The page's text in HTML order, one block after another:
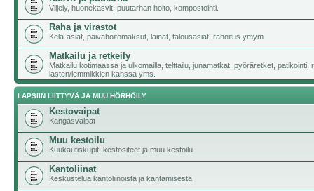
Viljely, huonekasvit, puutarhan hoito, kompostointi.
Raha ja virastot
Kela-asiat, päivähoitomaksut, lainat, talousasiat, rahoitus ymym
Matkailu ja retkeily
Matkailu kotimaassa ja ulkomailla, telttailu, junamatkat, pyöräretket, patikointi,
lasten/lemmikkien kanssa yms.
LAPSIIN LIITTYVÄ JA MUU HÖRHÖILY
Kestovaipat
Kangasvaipat
Muu kestoilu
Kuukautiskupit, kestositeet ja muu kestoilu
Kantoliinat
Keskustelua kantoliinoista ja kantamisesta